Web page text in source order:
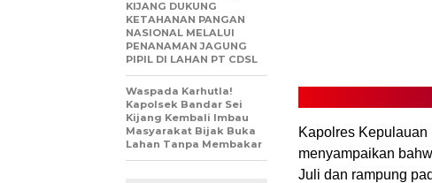
Kapolres Kepulauan
menyampaikan
Juli dan rampung
KIJANG DUKUNG
KETAHANAN PANGAN
NASIONAL MELALUI
PENANAMAN JAGUNG
PIPIL DI LAHAN PT CDSL
Waspada Karhutla!
Kapolsek Bandar Sei
Kijang Kembali Imbau
Masyarakat Bijak Buka
Lahan Tanpa Membakar